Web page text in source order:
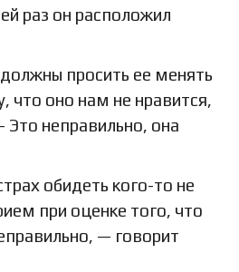
раз он расположил
просить ее менять
что оно нам не нравится,
неправильно, она
обидеть кого-то не
при оценке того, что
— говорит